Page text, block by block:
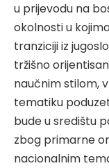
u prijevodu na
okolnosti u
tranziciji iz
tržišno
naučnim stilom,
tematiku
bude u središtu
zbog primarne
nacionalnim